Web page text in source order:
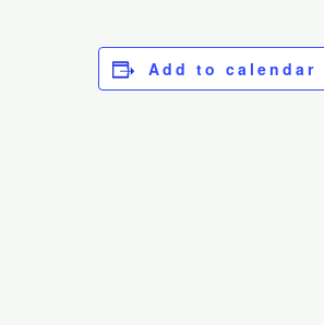
Add to calendar